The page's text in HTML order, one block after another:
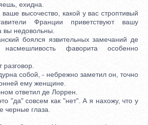
ехидна.
высочество, какой у вас строптивый
Франции приветствуют вашу
вы недовольны.
боялся язвительных замечаний де
фаворита особенно
собой, - небрежно заметил он, точно
ему женщине.
ответил де Лоррен.
"да" совсем как "нет". А я нахожу, что у
черные глаза.